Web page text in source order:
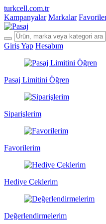
turkcell.com.tr
Kampanyalar Markalar
Giriş Yap Hesabım
Pasaj Limitini Öğren
Siparişlerim
Favorilerim
Hediye Çeklerim
Değerlendirmelerim